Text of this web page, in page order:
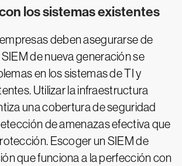
los sistemas existentes
deben asegurarse de
de nueva generación se
en los sistemas de TI y
Utilizar la infraestructura
una cobertura de seguridad
de amenazas efectiva que
Escoger un SIEM de
que funciona a la perfección con